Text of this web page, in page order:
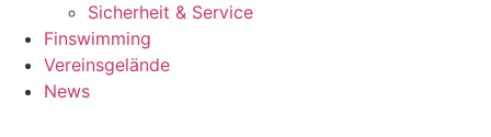
Sicherheit & Service
Finswimming
Vereinsgelände
News